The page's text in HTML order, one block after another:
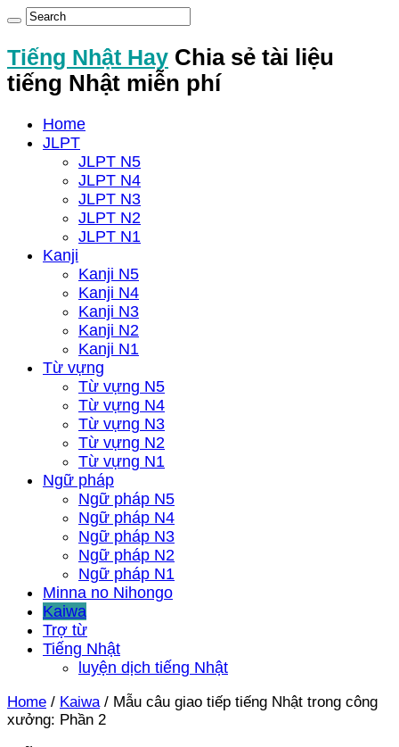
Tiếng Nhật Hay Chia sẻ tài liệu
tiếng Nhật miễn phí
Home
JLPT
JLPT N5
JLPT N4
JLPT N3
JLPT N2
JLPT N1
Kanji
Kanji N5
Kanji N4
Kanji N3
Kanji N2
Kanji N1
Từ vựng
Từ vựng N5
Từ vựng N4
Từ vựng N3
Từ vựng N2
Từ vựng N1
Ngữ pháp
Ngữ pháp N5
Ngữ pháp N4
Ngữ pháp N3
Ngữ pháp N2
Ngữ pháp N1
Minna no Nihongo
Kaiwa
Trợ từ
Tiếng Nhật
luyện dịch tiếng Nhật
Home / Kaiwa / Mẫu câu giao tiếp tiếng Nhật trong công
xưởng: Phần 2